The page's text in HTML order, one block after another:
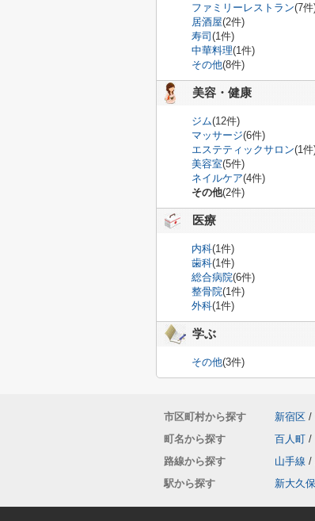
ファミリーレストラン(7件
居酒屋(2件)
寿司 (1件)
中華料理(1件)
その他(8件)
美容・健康
ジム(12件)
マッサージ(6件)
エステティックサロン(1件
美容室(5件)
ネイルケア(4件)
その他(2件)
医療
内科(1件)
歯科(1件)
総合病院(6件)
整骨院(1件)
外科(1件)
学ぶ
その他(3件)
市区町村から探す 新宿区 /
町名から探す
百人町 /
路線から探す
山手線 /
駅から探す
新大久保